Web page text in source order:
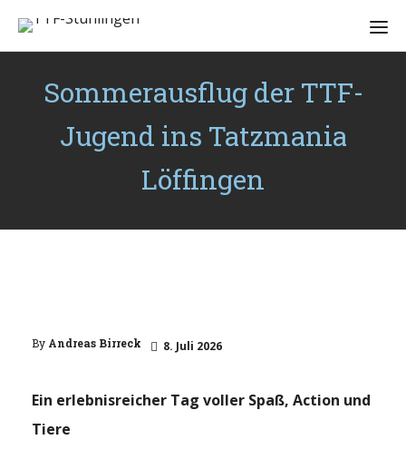
Sommerausflug der TTF-
Jugend ins Tatzmania
Löffingen
By Andreas Birreck 8. Juli 2026
Ein erlebnisreicher Tag voller Spaß, Action und
Tiere